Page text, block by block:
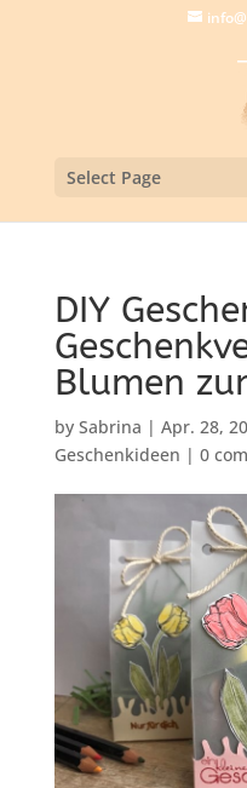
Select Page
DIY
Blumen
by Sabrina | Apr. 28,
Geschenkideen | 0